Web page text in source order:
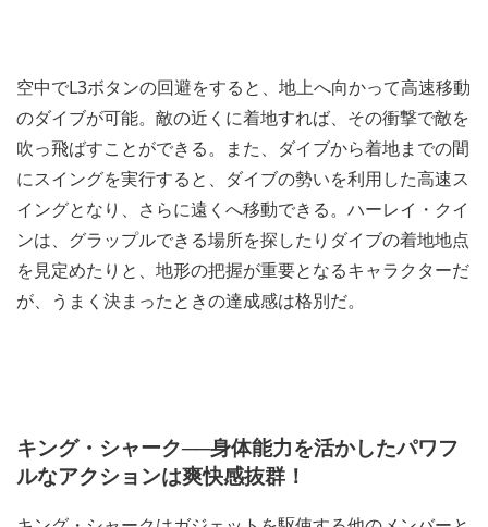
空中でL3ボタンの回避をすると、地上へ向かって高速移動
のダイブが可能。敵の近くに着地すれば、その衝撃で敵を
吹っ飛ばすことができる。また、ダイブから着地までの間
にスイングを実行すると、ダイブの勢いを利用した高速ス
イングとなり、さらに遠くへ移動できる。ハーレイ・クイ
ンは、グラップルできる場所を探したりダイブの着地地点
を見定めたりと、地形の把握が重要となるキャラクターだ
が、うまく決まったときの達成感は格別だ。
キング・シャーク──身体能力を活かしたパワフ
ルなアクションは爽快感抜群！